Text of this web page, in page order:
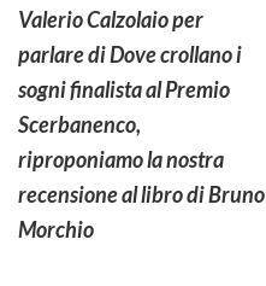
Valerio Calzolaio per
parlare di Dove crollano i
sogni finalista al Premio
Scerbanenco,
riproponiamo la nostra
recensione al libro di Bruno
Morchio